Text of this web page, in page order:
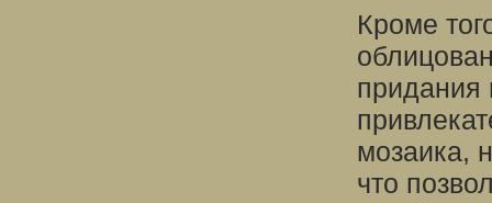
Кроме
придания
мозаика,
что